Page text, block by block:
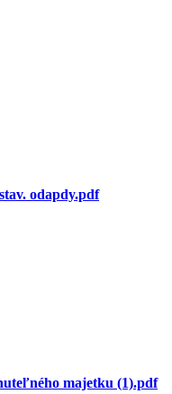
odapdy.pdf
majetku (1).pdf